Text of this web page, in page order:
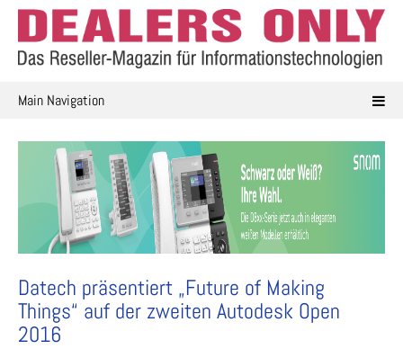
Skip
content
Main Navigation
Datech präsentiert „Future of Making
Things“ auf der zweiten Autodesk Open
2016